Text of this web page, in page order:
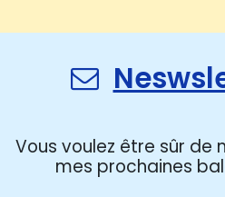
Vous voulez être sûr de
mes prochaines